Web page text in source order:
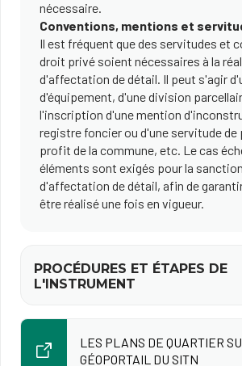
nécessaire.
Conventions, mentions et
Il est fréquent que des servitudes et
droit privé soient nécessaires à la
d'affectation de détail. Il peut s'agir
d'équipement, d'une division
l'inscription d'une mention
registre foncier ou d'une servitude de
profit de la commune, etc. Le cas
éléments sont exigés pour la
d'affectation de détail, afin de
être réalisé une fois en vigueur.
PROCÉDURES ET ÉTAPES DE
L'INSTRUMENT
LES PLANS DE QUARTIER
GÉOPORTAIL DU SITN